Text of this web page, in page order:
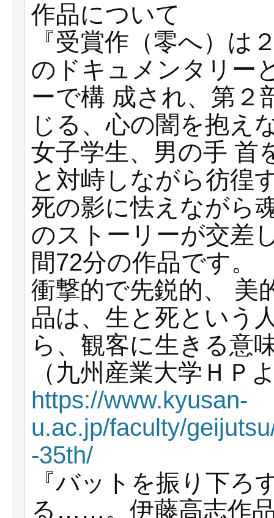
作品について
『受賞作（零へ）は
のドキュメンタリー
ーで構 成され、第２
じる、⼼の闇を抱え
⼥⼦学⽣、男の⼿ ⾸
と対峙しながら彷徨
死の影に怯えながら
のストーリーが交差
間72分の作品です。
衝撃的で先鋭的、 美
品は、⽣と死という
ら、観客に⽣きる意
（九州産業⼤学ＨＰ
https://www.kyusan-
u.ac.jp/faculty/
-35th/
『バットを振り下ろ
る……。伊藤⾼志作